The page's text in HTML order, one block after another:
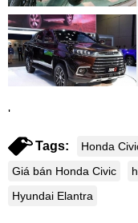
'
Tags: Honda
Giá bán Honda Civic
Hyundai Elantra